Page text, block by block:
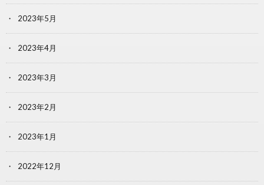
2023年5月
2023年4月
2023年3月
2023年2月
2023年1月
2022年12月